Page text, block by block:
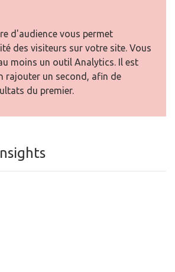
d'audience vous permet
des visiteurs sur votre site. Vous
moins un outil Analytics. Il est
rajouter un second, afin de
du premier.